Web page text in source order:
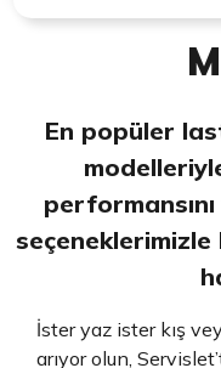
En popüler
İster yaz ister kış
arıyor olun,